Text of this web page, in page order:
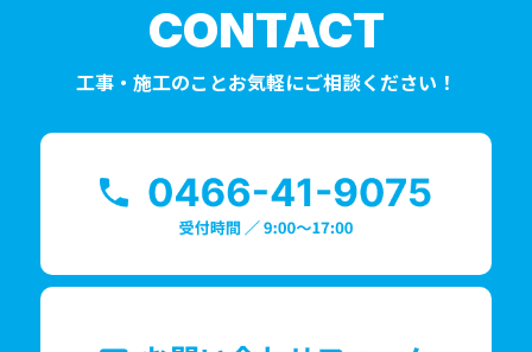
CONTACT
工事・施工のことお気軽にご相談ください！